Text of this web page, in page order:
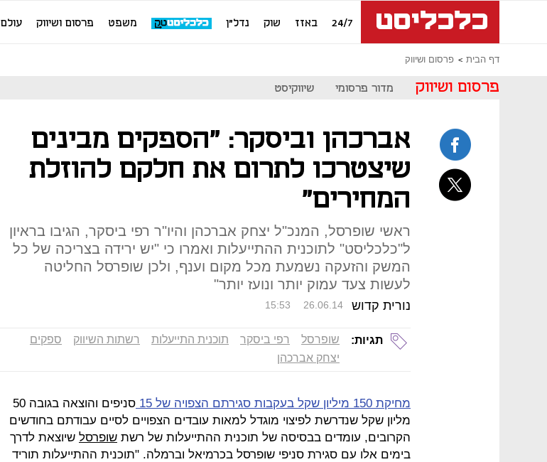
24/7 באזז שוק נדל"ן משפט פרסום ושיווק עולם
דף הבית פרסום ושיווק
פרסום ושיווק מדור פרסומי שיווקיסט
אברכהן וביסקר: "הספקים מבינים
שיצטרכו לתרום את חלקם להוזלת
המחירים"
ראשי שופרסל, המנכ"ל יצחק אברכהן והיו"ר רפי ביסקר, הגיבו בראיון
ל"כלכליסט" לתוכנית ההתייעלות ואמרו כי "יש ירידה בצריכה של כל
המשק והזעקה נשמעת מכל מקום וענף, ולכן שופרסל החליטה
לעשות צעד עמוק יותר ונועז יותר"
נורית קדוש 15:53 26.06.14
תגיות: שופרסל רפי ביסקר תוכנית התייעלות רשתות השיווק
ספקים
יצחק אברכהן
מחיקת 150 מיליון שקל בעקבות סגירתם הצפויה של 15
סניפים והוצאה בגובה 50
מליון שקל שנדרשת לפיצוי מוגדל למאות עובדים הצפויים לסיים עבודתם בחודשים
הקרובים, עומדים בבסיסה של תוכנית ההתייעלות של רשת שופרסל שיוצאת לדרך
בימים אלו עם סגירת סניפי שופרסל בכרמיאל וברמלה. "תוכנית ההתייעלות תוריד